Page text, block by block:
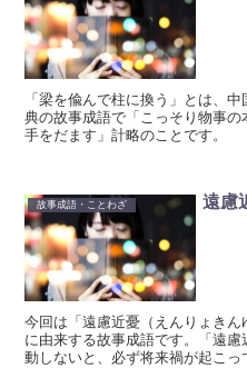
「梁を偸んで柱に換う」とは、
典の故事成語で「こっそり物事
手をだます」計略のことです。
故事成語・ことわざ 遠慮
今回は「遠慮近憂（えんりょきん
に由来する故事成語です。「遠
動しないと、必ず将来禍が起こ